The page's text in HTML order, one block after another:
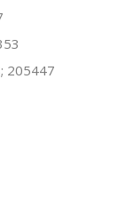
205447